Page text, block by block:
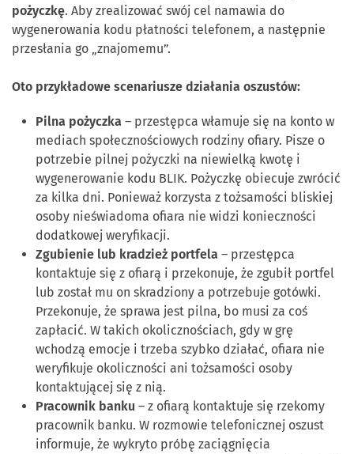
pożyczkę. Aby zrealizować swój cel namawia do
wygenerowania kodu płatności telefonem, a następnie
przesłania go „znajomemu”.
Oto przykładowe scenariusze działania oszustów:
Pilna pożyczka – przestępca włamuje się na konto w
mediach społecznościowych rodziny ofiary. Pisze o
potrzebie pilnej pożyczki na niewielką kwotę i
wygenerowanie kodu BLIK. Pożyczkę obiecuje zwrócić
za kilka dni. Ponieważ korzysta z tożsamości bliskiej
osoby nieświadoma ofiara nie widzi konieczności
dodatkowej weryfikacji.
Zgubienie lub kradzież portfela – przestępca
kontaktuje się z ofiarą i przekonuje, że zgubił portfel
lub został mu on skradziony a potrzebuje gotówki.
Przekonuje, że sprawa jest pilna, bo musi za coś
zapłacić. W takich okolicznościach, gdy w grę
wchodzą emocje i trzeba szybko działać, ofiara nie
weryfikuje okoliczności ani tożsamości osoby
kontaktującej się z nią.
Pracownik banku – z ofiarą kontaktuje się rzekomy
pracownik banku. W rozmowie telefonicznej oszust
informuje, że wykryto próbę zaciągnięcia